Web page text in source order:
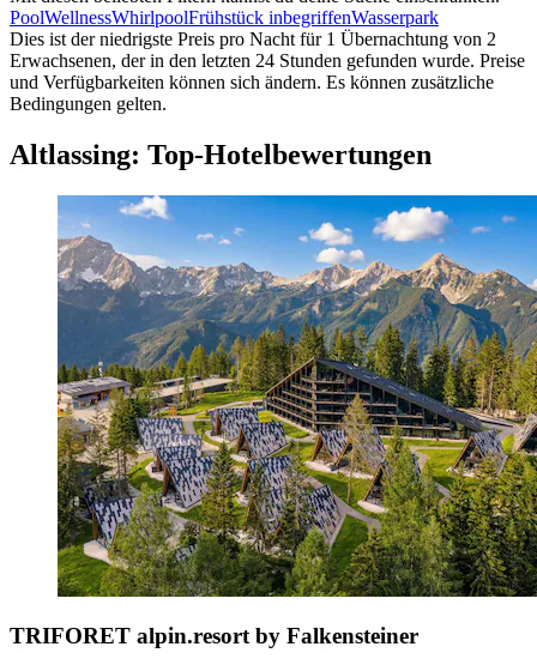
PoolWellnessWhirlpoolFrühstück inbegriffenWasserpark
Dies ist der niedrigste Preis pro Nacht für 1 Übernachtung von 2
Erwachsenen, der in den letzten 24 Stunden gefunden wurde. Preise
und Verfügbarkeiten können sich ändern. Es können zusätzliche
Bedingungen gelten.
Altlassing: Top-Hotelbewertungen
TRIFORET alpin.resort by Falkensteiner